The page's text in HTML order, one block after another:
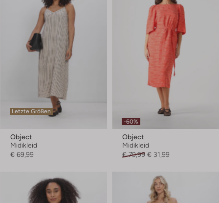
Letzte Größen
Object
Midikleid
€ 69,99
-60%
Object
Midikleid
€ 79,99 € 31,99